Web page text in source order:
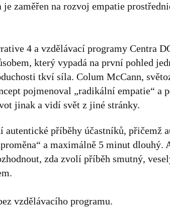
zaměřen na rozvoj empatie
4 a vzdělávací programy Centra
který vypadá na první pohled
tkví síla. Colum McCann,
pojmenoval „radikální empatie“ a
jinak a vidí svět z jiné stránky.
autentické příběhy účastníků, přičemž
a maximálně 5 minut dlouhý.
zda zvolí příběh smutný,
vzdělávacího programu.